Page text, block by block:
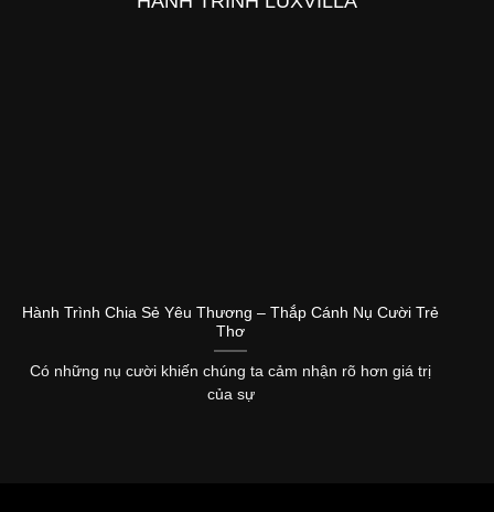
Hành Trình Chia Sẻ Yêu Thương – Thắp Cánh Nụ Cười Trẻ
Thơ
Có những nụ cười khiến chúng ta cảm nhận rõ hơn giá trị
của sự